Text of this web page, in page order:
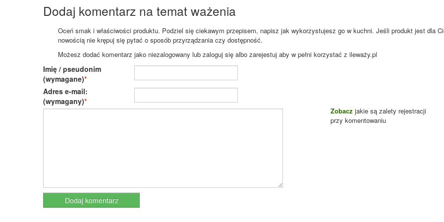
Dodaj komentarz na temat ważenia
Oceń smak i właściwości produktu. Podziel się ciekawym przepisem, napisz jak wykorzystujesz go w kuchni. Jeśli produkt jest dla
nowością nie krępuj się pytać o sposób przyrządzania czy dostępność.
Możesz dodać komentarz jako niezalogowany lub zaloguj się albo zarejestuj aby w pełni korzystać z ileważy.pl
Imię / pseudonim
(wymagane)
Adres e-mail:
(wymagany)
Zobacz jakie są zalety rejestracji
przy komentowaniu